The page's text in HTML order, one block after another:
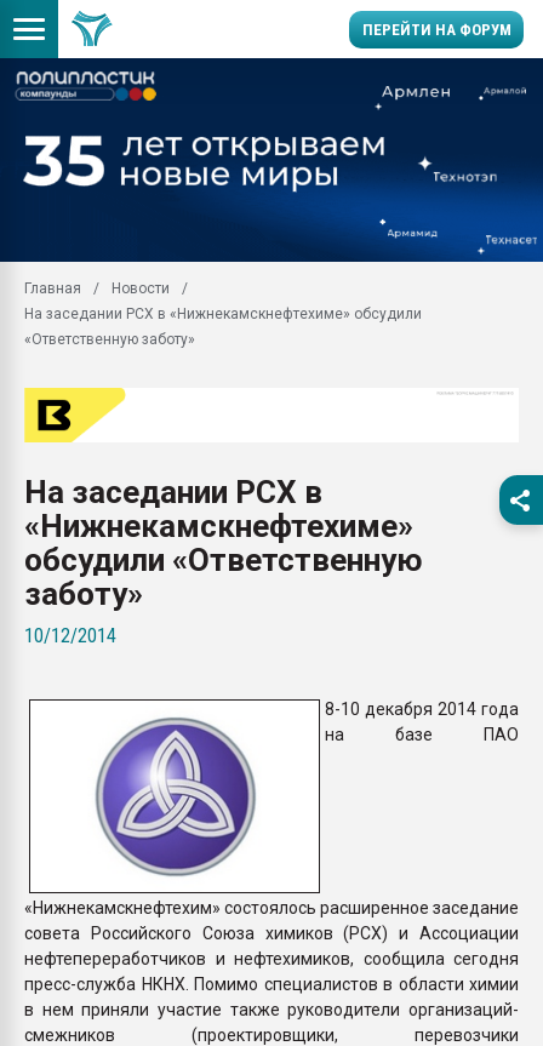
ПЕРЕЙТИ НА ФОРУМ
производство SPC
заводу пластмасс"
28.07.2026
ситуацией на
Всё, что касается
Главная
Новости
На заседании РСХ в «Нижнекамскнефтехиме» обсудили
«Ответственную заботу»
На заседании РСХ в
«Нижнекамскнефтехиме»
обсудили «Ответственную
заботу»
10/12/2014
8-10 декабря 2014 года
на базе ПАО
«Нижнекамскнефтехим» состоялось расширенное заседание
совета Российского Союза химиков (РСХ) и Ассоциации
нефтепереработчиков и нефтехимиков, сообщила сегодня
пресс-служба НКНХ. Помимо специалистов в области химии
в нем приняли участие также руководители организаций-
смежников (проектировщики, перевозчики